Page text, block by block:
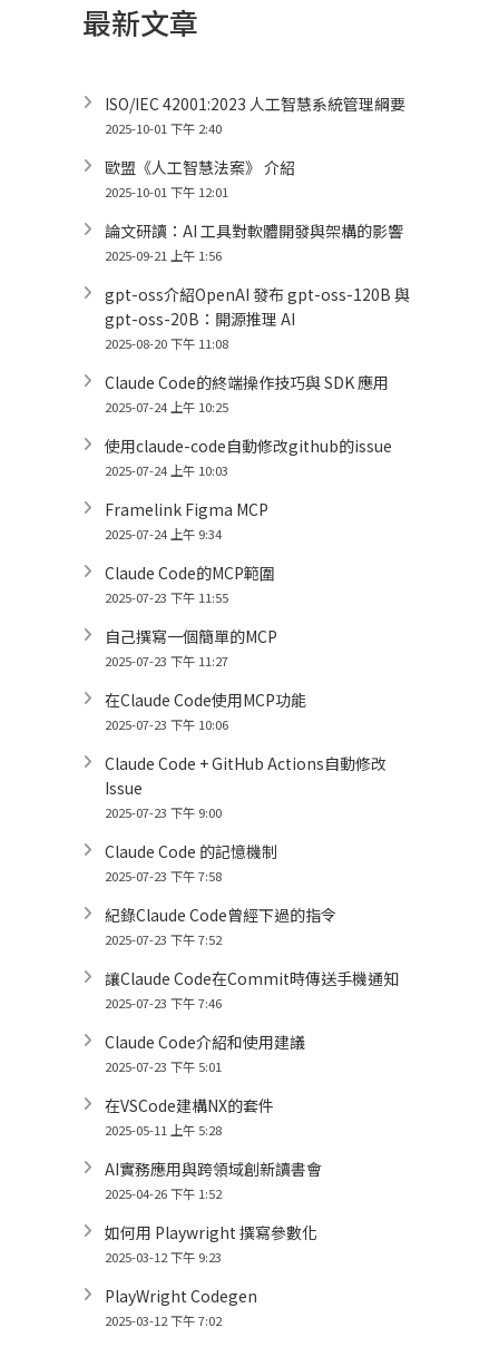
最新文章
ISO/IEC 42001:2023 人工智慧系統管理綱要
2025-10-01 下午 2:40
歐盟《人工智慧法案》 介紹
2025-10-01 下午 12:01
論文研讀：AI 工具對軟體開發與架構的影響
2025-09-21 上午 1:56
gpt-oss介紹OpenAI 發布 gpt-oss-120B 與
gpt-oss-20B：開源推理 AI
2025-08-20 下午 11:08
Claude Code的終端操作技巧與 SDK 應用
2025-07-24 上午 10:25
使用claude-code自動修改github的issue
2025-07-24 上午 10:03
Framelink Figma MCP
2025-07-24 上午 9:34
Claude Code的MCP範圍
2025-07-23 下午 11:55
自己撰寫一個簡單的MCP
2025-07-23 下午 11:27
在Claude Code使用MCP功能
2025-07-23 下午 10:06
Claude Code + GitHub Actions自動修改
Issue
2025-07-23 下午 9:00
Claude Code 的記憶機制
2025-07-23 下午 7:58
紀錄Claude Code曾經下過的指令
2025-07-23 下午 7:52
讓Claude Code在Commit時傳送手機通知
2025-07-23 下午 7:46
Claude Code介紹和使用建議
2025-07-23 下午 5:01
在VSCode建構NX的套件
2025-05-11 上午 5:28
AI實務應用與跨領域創新讀書會
2025-04-26 下午 1:52
如何用 Playwright 撰寫參數化
2025-03-12 下午 9:23
PlayWright Codegen
2025-03-12 下午 7:02